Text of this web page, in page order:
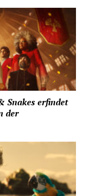
Snakes erfindet
der